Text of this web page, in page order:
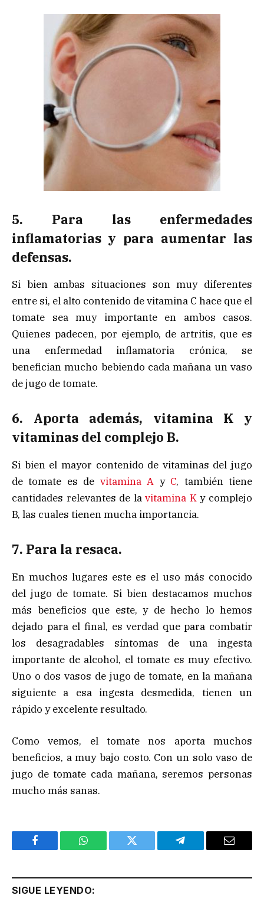
5. Para las enfermedades
inflamatorias y para aumentar las
defensas.
Si bien ambas situaciones son muy diferentes
entre si, el alto contenido de vitamina C hace que el
tomate sea muy importante en ambos casos.
Quienes padecen, por ejemplo, de artritis, que es
una enfermedad inflamatoria crónica, se
benefician mucho bebiendo cada mañana un vaso
de jugo de tomate.
6. Aporta además, vitamina K y
vitaminas del complejo B.
Si bien el mayor contenido de vitaminas del jugo
de tomate es de vitamina A y C, también tiene
cantidades relevantes de lavitamina Ky complejo
B, las cuales tienen mucha importancia.
7. Para la resaca.
En muchos lugares este es el uso más conocido
del jugo de tomate. Si bien destacamos muchos
más beneficios que este, y de hecho lo hemos
dejado para el final, es verdad que para combatir
los desagradables síntomas de una ingesta
importante de alcohol, el tomate es muy efectivo.
Uno o dos vasos de jugo de tomate, en la mañana
siguiente a esa ingesta desmedida, tienen un
rápido y excelente resultado.
Como vemos, el tomate nos aporta muchos
beneficios, a muy bajo costo. Con un solo vaso de
jugo de tomate cada mañana, seremos personas
mucho más sanas.
Facebook WhatsApp Twitter Telegram Email
SIGUE LEYENDO: